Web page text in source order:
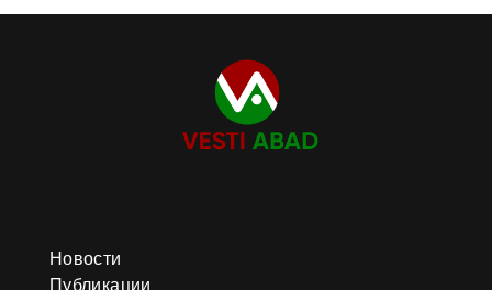
Новости
Публикации